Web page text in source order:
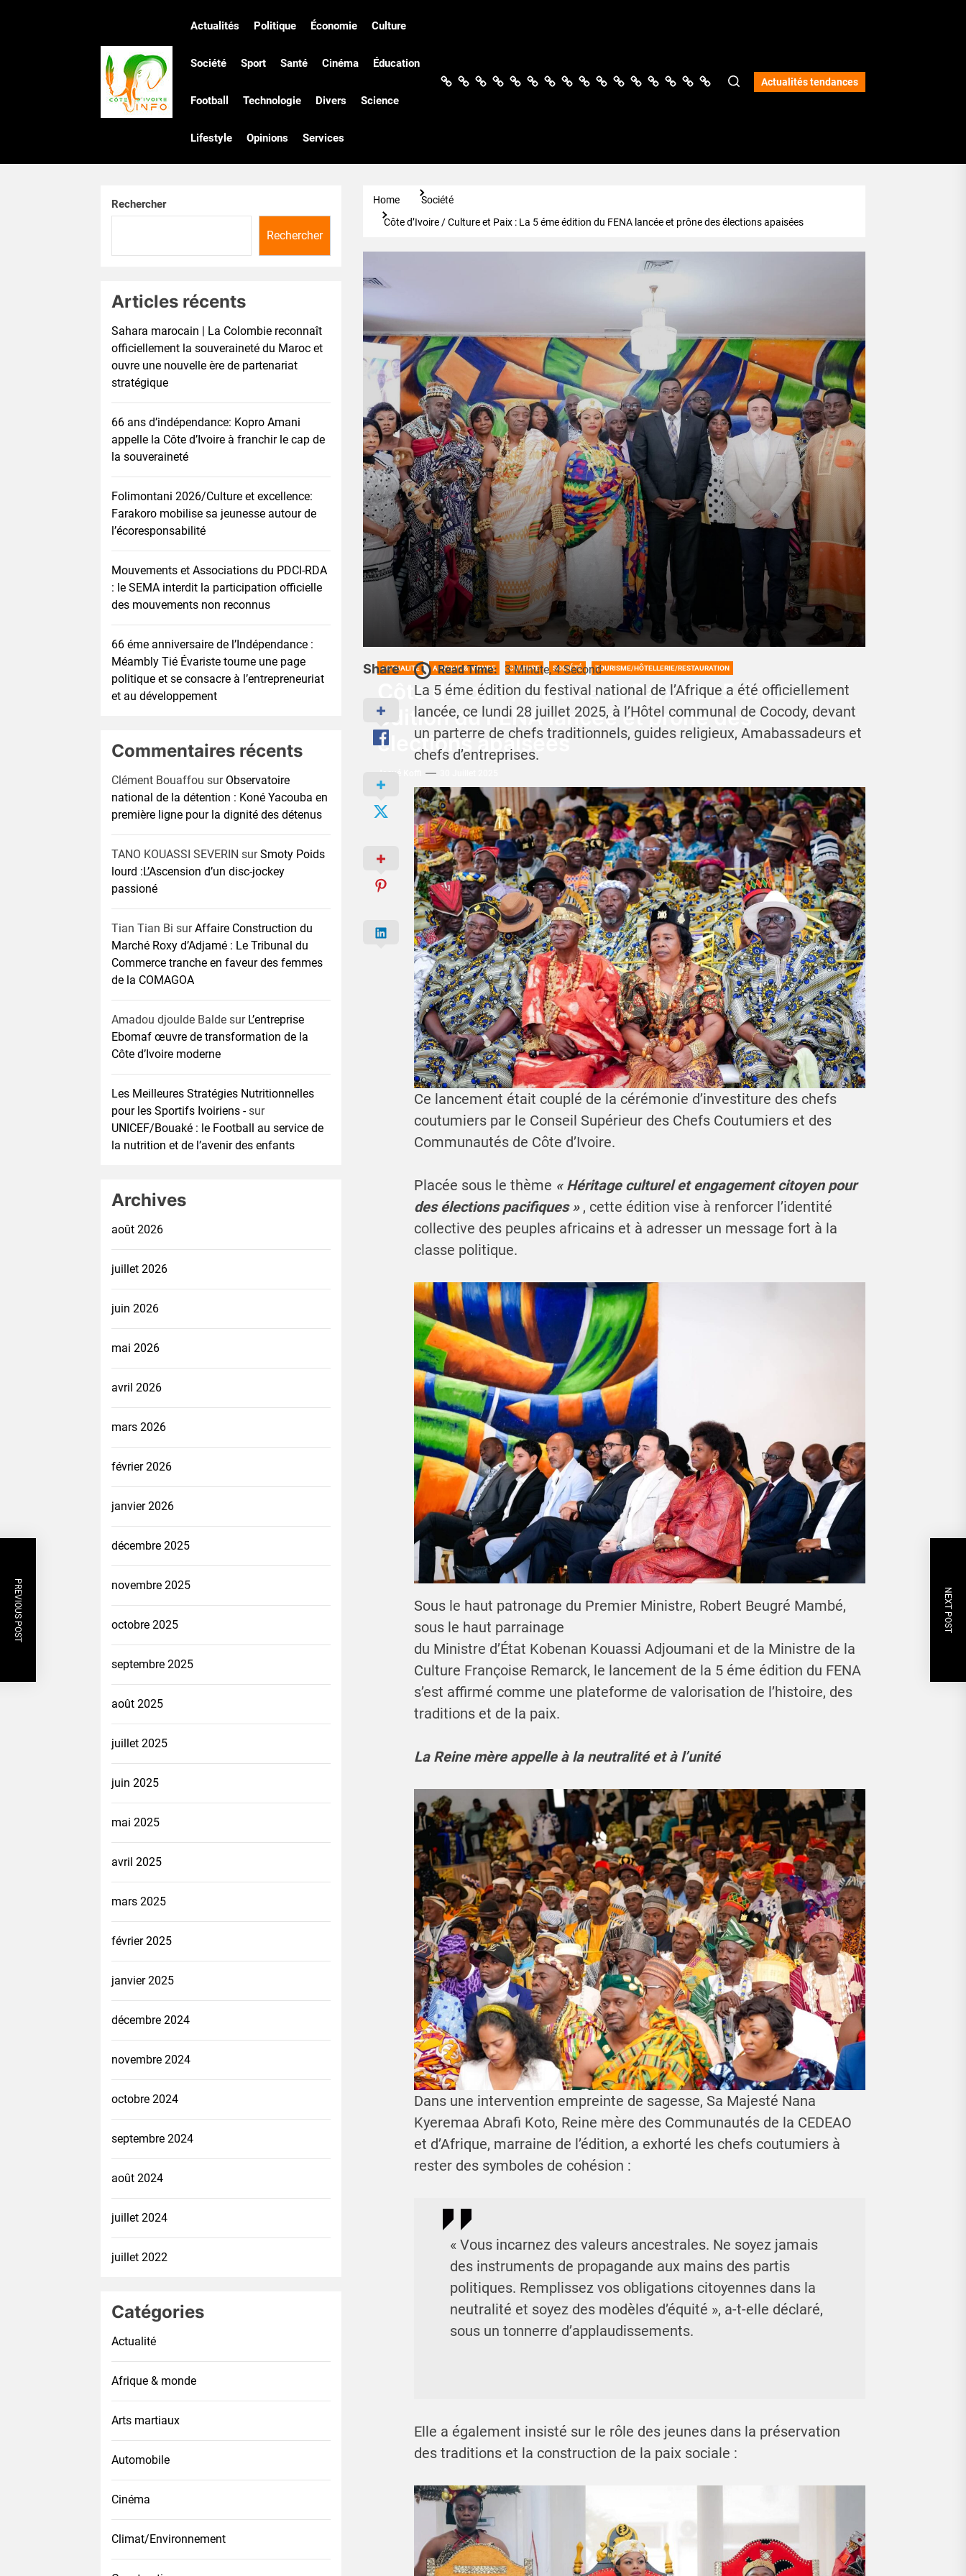
Côte
d'Ivoire
Infos
Actualités Politique Économie Culture
Société Sport Santé Cinéma Éducation
Football Technologie Divers Science
Lifestyle Opinions Services
Actualités
Politique
Économie
CultureSociété
SportSantéCinémaÉducation
Football
Technologie
DiversScience
Lifestyle
OpinionsServices Actualités tendances
Home
Société
Côte d’Ivoire / Culture et Paix : La 5 éme édition du FENA lancée et prône des élections apaisées
ACTUALITÉ AFRIQUE & MONDE CULTURE SOCIÉTÉ TOURISME/HÔTELLERIE/RESTAURATION
Côte d’Ivoire / Culture et Paix : La 5 éme
édition du FENA lancée et prône des
élections apaisées
Josué Koffi
Share Read Time: 3 Minute, 4 Second
La 5 éme édition du festival national de l’Afrique a été officiellement
lancée, ce lundi 28 juillet 2025, à l’Hôtel communal de Cocody, devant
un parterre de chefs traditionnels, guides religieux, Amabassadeurs et
chefs d’entreprises.
Ce lancement était couplé de la cérémonie d’investiture des chefs
coutumiers par le Conseil Supérieur des Chefs Coutumiers et des
Communautés de Côte d’Ivoire.
Placée sous le thème « Héritage culturel et engagement citoyen pour
des élections pacifiques », cette édition vise à renforcer l’identité
collective des peuples africains et à adresser un message fort à la
classe politique.
Sous le haut patronage du Premier Ministre, Robert Beugré Mambé,
sous le haut parrainage
du Ministre d’État Kobenan Kouassi Adjoumani et de la Ministre de la
Culture Françoise Remarck, le lancement de la 5 éme édition du FENA
s’est affirmé comme une plateforme de valorisation de l’histoire, des
traditions et de la paix.
La Reine mère appelle à la neutralité et à l’unité
Dans une intervention empreinte de sagesse, Sa Majesté Nana
Kyeremaa Abrafi Koto, Reine mère des Communautés de la CEDEAO
et d’Afrique, marraine de l’édition, a exhorté les chefs coutumiers à
rester des symboles de cohésion :
« Vous incarnez des valeurs ancestrales. Ne soyez jamais
des instruments de propagande aux mains des partis
politiques. Remplissez vos obligations citoyennes dans la
neutralité et soyez des modèles d’équité », a-t-elle déclaré,
sous un tonnerre d’applaudissements.
Elle a également insisté sur le rôle des jeunes dans la préservation
des traditions et la construction de la paix sociale :
PREVIOUS POST NEXT POST
Rechercher
Rechercher
Articles récents
Sahara marocain | La Colombie reconnaît
officiellement la souveraineté du Maroc et
ouvre une nouvelle ère de partenariat
stratégique
66 ans d’indépendance: Kopro Amani
appelle la Côte d’Ivoire à franchir le cap de
la souveraineté
Folimontani 2026/Culture et excellence:
Farakoro mobilise sa jeunesse autour de
l’écoresponsabilité
Mouvements et Associations du PDCI-RDA
: le SEMA interdit la participation officielle
des mouvements non reconnus
66 éme anniversaire de l’Indépendance :
Méambly Tié Évariste tourne une page
politique et se consacre à l’entrepreneuriat
et au développement
Commentaires récents
Clément Bouaffou sur Observatoire
national de la détention : Koné Yacouba en
première ligne pour la dignité des détenus
TANO KOUASSI SEVERIN surSmoty Poids
lourd :L’Ascension d’un disc-jockey
passioné
Tian Tian Bi surAffaire Construction du
Marché Roxy d’Adjamé : Le Tribunal du
Commerce tranche en faveur des femmes
de la COMAGOA
Amadou djoulde Balde sur L’entreprise
Ebomaf œuvre de transformation de la
Côte d’Ivoire moderne
Les Meilleures Stratégies Nutritionnelles
pour les Sportifs Ivoiriens -sur
UNICEF/Bouaké : le Football au service de
la nutrition et de l’avenir des enfants
Archives
août 2026
juillet 2026
juin 2026
mai 2026
avril 2026
mars 2026
février 2026
janvier 2026
décembre 2025
novembre 2025
octobre 2025
septembre 2025
août 2025
juillet 2025
juin 2025
mai 2025
avril 2025
mars 2025
février 2025
janvier 2025
décembre 2024
novembre 2024
octobre 2024
septembre 2024
août 2024
juillet 2024
juillet 2022
Catégories
Actualité
Afrique & monde
Arts martiaux
Automobile
Cinéma
Climat/Environnement